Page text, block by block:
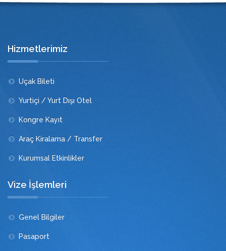
Hizmetlerimiz
Uçak Bileti
Yurtiçi / Yurt Dışı Otel
Kongre Kayıt
Araç Kiralama / Transfer
Kurumsal Etkinlikler
Vize İşlemleri
Genel Bilgiler
Pasaport